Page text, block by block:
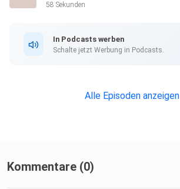
58 Sekunden
In Podcasts werben
Schalte jetzt Werbung in Podcasts.
Alle Episoden anzeigen
Kommentare (0)